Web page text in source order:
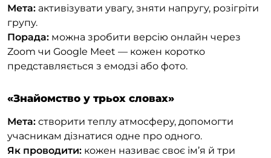
Мета: активізувати увагу, зняти напругу, розігріти
групу.
Порада: можна зробити версію онлайн через
Zoom чи Google Meet — кожен коротко
представляється з емодзі або фото.
«Знайомство у трьох словах»
Мета: створити теплу атмосферу, допомогти
учасникам дізнатися одне про одного.
Як проводити: кожен називає своє ім’я й три